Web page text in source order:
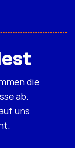
die
ab.
uns